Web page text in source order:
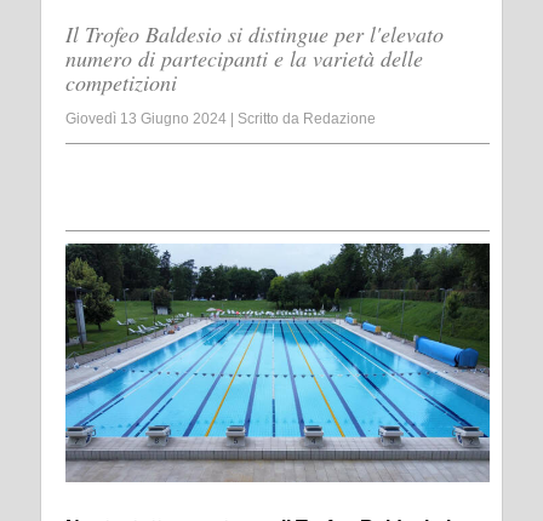
Il Trofeo Baldesio si distingue per l'elevato
numero di partecipanti e la varietà delle
competizioni
Giovedì 13 Giugno 2024 Scritto da Redazione